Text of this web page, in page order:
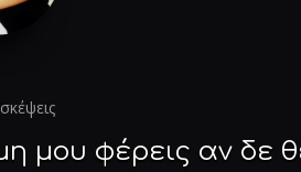
μου φέρεις αν δε